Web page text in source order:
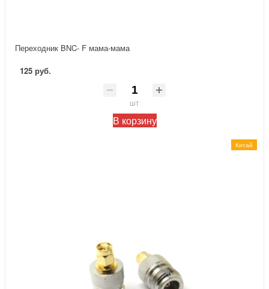
Переходник BNC- F мама-мама
125 руб.
шт
В корзину
Китай